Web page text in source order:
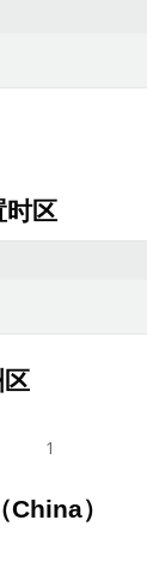
时区
区
1
China）